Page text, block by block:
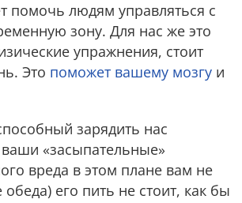
помочь людям управляться с
зону. Для нас же это
упражнения, стоит
Это поможет вашему мозгу и
зарядить нас
«засыпательные»
вреда в этом плане вам не
его пить не стоит, как бы